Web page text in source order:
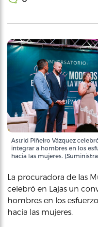
Astrid Piñeiro Vázquez
integrar a hombres en los
hacia las mujeres.
La procuradora de las
celebró en Lajas un
hombres en los
hacia las mujeres.